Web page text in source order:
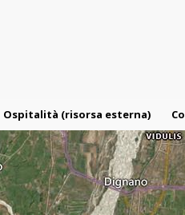
Ospitalità (risorsa esterna)